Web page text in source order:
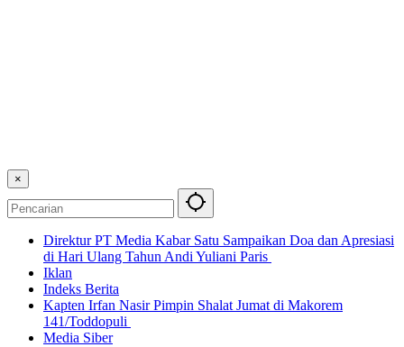
×
Direktur PT Media Kabar Satu Sampaikan Doa dan Apresiasi
di Hari Ulang Tahun Andi Yuliani Paris
Iklan
Indeks Berita
Kapten Irfan Nasir Pimpin Shalat Jumat di Makorem
141/Toddopuli
Media Siber